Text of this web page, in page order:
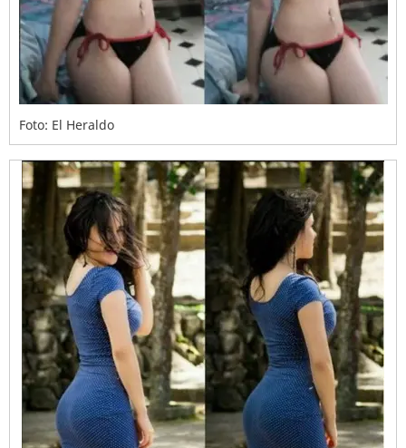
Foto: El Heraldo